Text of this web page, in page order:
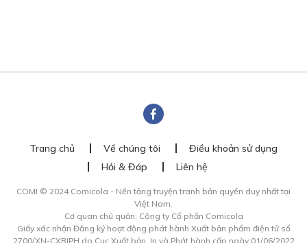
Trang chủ Về chúng tôi
Điều khoản sử dụng
Hỏi & Đáp
Liên hệ
COMI © 2024 Comicola - Nền tảng truyện tranh bản quyền duy nhất tại
Việt Nam.
Cơ quan chủ quản: Công ty Cổ phần Comicola
Giấy xác nhận Đăng ký hoạt động phát hành Xuất bản phẩm điện tử số
2700/XN-CXBIPH do Cục Xuất bản, In và Phát hành cấp ngày 01/06/2022